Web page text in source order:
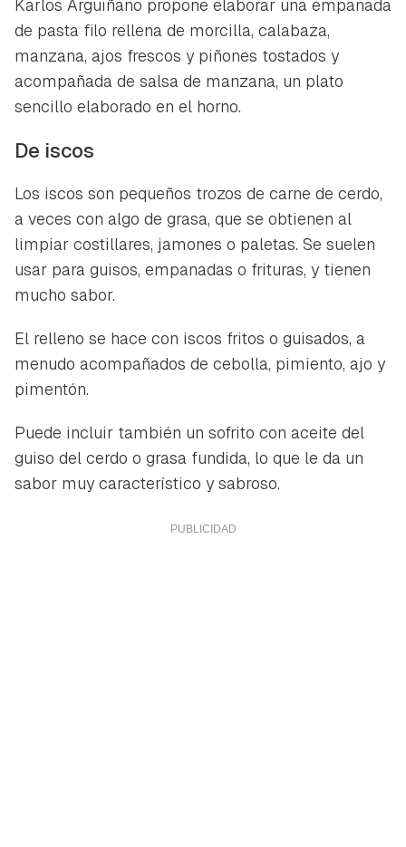
Karlos Arguiñano propone elaborar una empanada
de pasta filo rellena de morcilla, calabaza,
manzana, ajos frescos y piñones tostados y
acompañada de salsa de manzana, un plato
sencillo elaborado en el horno.
De iscos
Los iscos son pequeños trozos de carne de cerdo,
a veces con algo de grasa, que se obtienen al
limpiar costillares, jamones o paletas. Se suelen
usar para guisos, empanadas o frituras, y tienen
mucho sabor.
El relleno se hace con iscos fritos o guisados, a
menudo acompañados de cebolla, pimiento, ajo y
pimentón.
Puede incluir también un sofrito con aceite del
guiso del cerdo o grasa fundida, lo que le da un
sabor muy característico y sabroso.